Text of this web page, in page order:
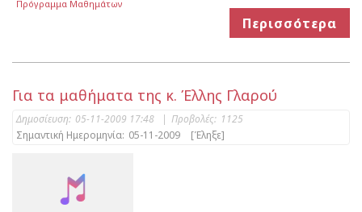
Πρόγραμμα Μαθημάτων
Περισσότερα
Για τα μαθήματα της κ. Έλλης Γλαρού
Δημοσίευση: 05-11-2009 17:48 | Προβολές: 1125
Σημαντική Ημερομηνία: 05-11-2009 [Έληξε]